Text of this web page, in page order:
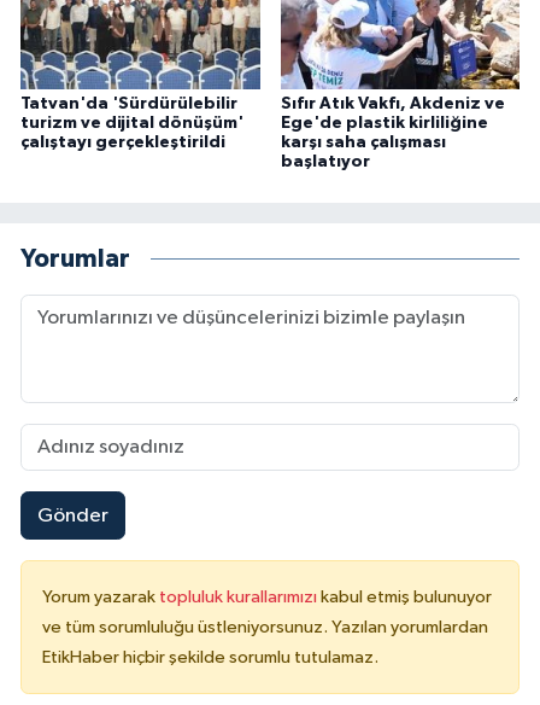
Tatvan'da 'Sürdürülebilir
turizm ve dijital dönüşüm'
çalıştayı gerçekleştirildi
Sıfır Atık Vakfı, Akdeniz ve
Ege'de plastik kirliliğine
karşı saha çalışması
başlatıyor
Yorumlar
Gönder
Yorum yazarak topluluk kurallarımızı kabul etmiş bulunuyor
ve tüm sorumluluğu üstleniyorsunuz. Yazılan yorumlardan
EtikHaber hiçbir şekilde sorumlu tutulamaz.